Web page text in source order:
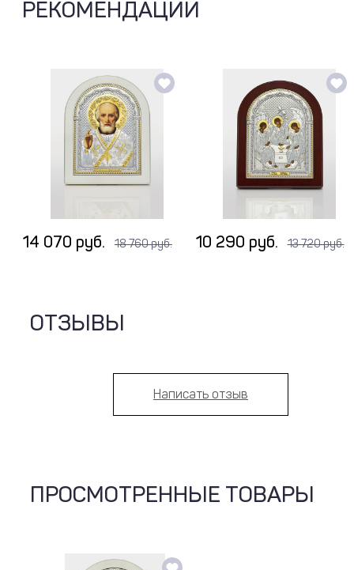
РЕКОМЕНДАЦИИ
14 070 руб. 18 760 руб. 10 290 руб. 13 720 руб.
ОТЗЫВЫ
Написать отзыв
ПРОСМОТРЕННЫЕ ТОВАРЫ